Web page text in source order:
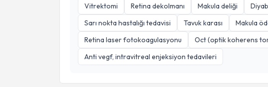
Vitrektomi Retina dekolmanı Makula deliği
Sarı nokta hastalığı tedavisi
Tavuk karası
Makula
Retina laser fotokoagulasyonu
Oct (optik koherens
Anti vegf, intravitreal enjeksiyon tedavileri